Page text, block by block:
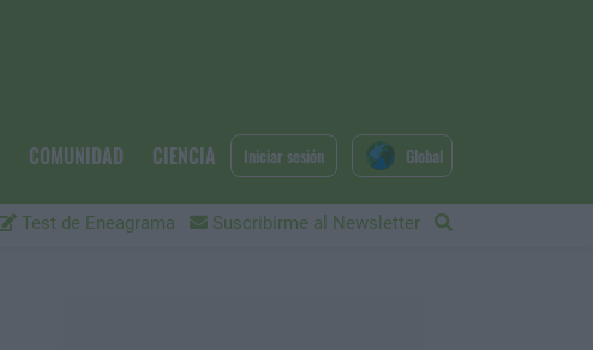
COMUNIDAD CIENCIA
Test de Eneagrama Suscribirme al Newsletter
Iniciar sesión Global